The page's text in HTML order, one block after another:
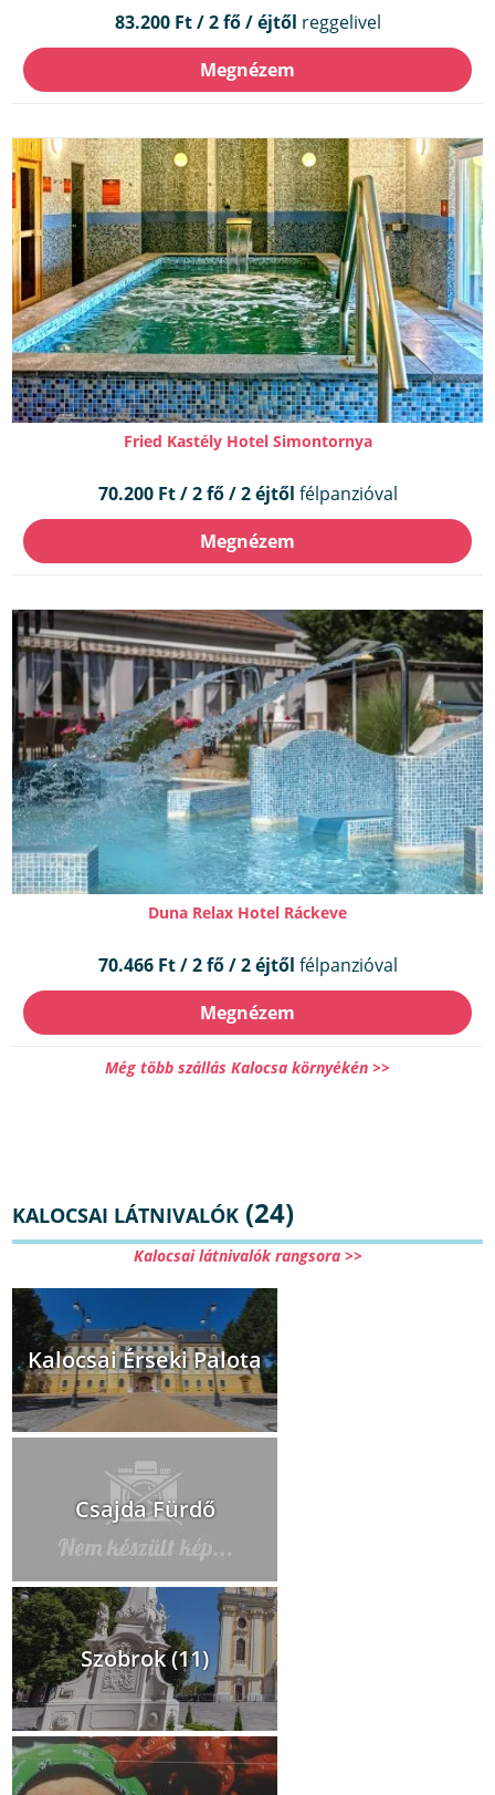
83.200 Ft / 2 fő / éjtől reggelivel
Megnézem
Fried Kastély Hotel Simontornya
70.200 Ft / 2 fő / 2 éjtől félpanzióval
Megnézem
Duna Relax Hotel Ráckeve
70.466 Ft / 2 fő / 2 éjtől félpanzióval
Megnézem
Még több szállás Kalocsa környékén >>
KALOCSAI LÁTNIVALÓK (24)
Kalocsai látnivalók rangsora >>
Kalocsai Érseki Palota
Csajda Fürdő
Szobrok (11)